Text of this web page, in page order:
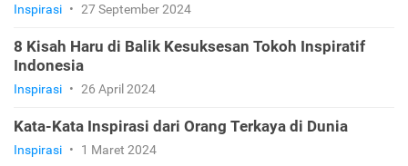
Inspirasi • 27 September 2024
8 Kisah Haru di Balik Kesuksesan Tokoh Inspiratif
Indonesia
Inspirasi • 26 April 2024
Kata-Kata Inspirasi dari Orang Terkaya di Dunia
Inspirasi • 1 Maret 2024